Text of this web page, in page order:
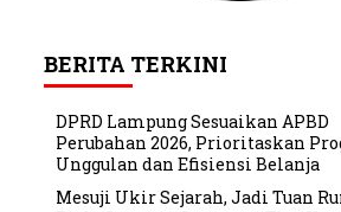
BERITA TERKINI
DPRD Lampung Sesuaikan APBD
Perubahan 2026, Prioritaskan
Unggulan dan Efisiensi Belanja
Mesuji Ukir Sejarah, Jadi Tuan